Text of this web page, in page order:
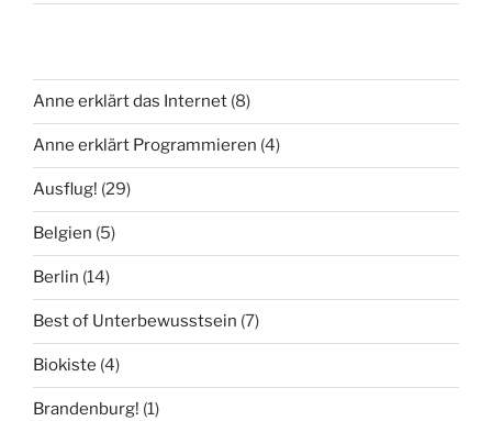
Anne erklärt das Internet (8)
Anne erklärt Programmieren (4)
Ausflug! (29)
Belgien (5)
Berlin (14)
Best of Unterbewusstsein (7)
Biokiste (4)
Brandenburg! (1)